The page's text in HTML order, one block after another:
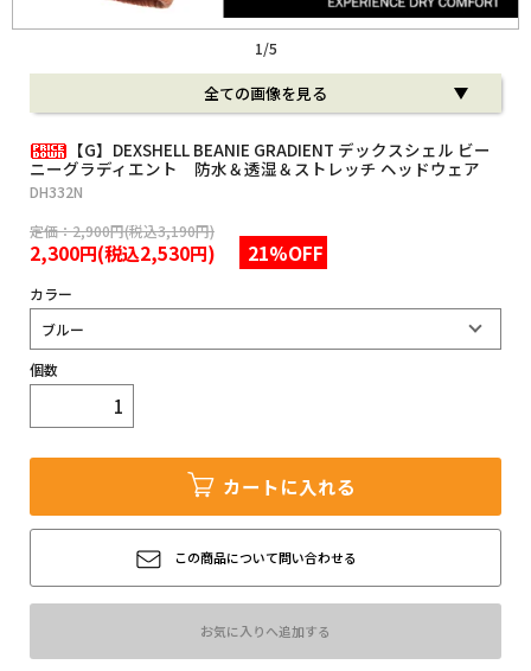
商取引法に基づく表記
1/5
全ての画像を見る
【G】DEXSHELL BEANIE GRADIENT デックスシェル ビー
ニーグラディエント 防水＆透湿＆ストレッチ ヘッドウェア
DH332N
定価：2,900円(税込3,190円)
2,300円(税込2,530円) 21%OFF
カラー
個数
カートに入れる
この商品について問い合わせる
お気に入りへ追加する